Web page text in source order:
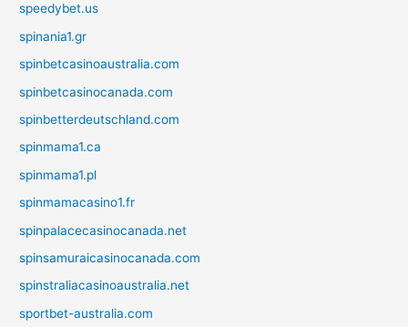
speedybet.us
spinania1.gr
spinbetcasinoaustralia.com
spinbetcasinocanada.com
spinbetterdeutschland.com
spinmama1.ca
spinmama1.pl
spinmamacasino1.fr
spinpalacecasinocanada.net
spinsamuraicasinocanada.com
spinstraliacasinoaustralia.net
sportbet-australia.com